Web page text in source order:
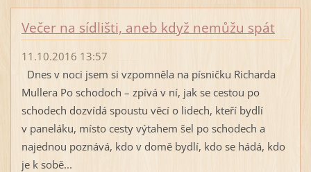
Večer na sídlišti, aneb když nemůžu spát
11.10.2016 13:57
Dnes v noci jsem si vzpomněla na písničku Richarda
Mullera Po schodoch – zpívá v ní, jak se cestou po
schodech dozvídá spoustu věcí o lidech, kteří bydlí
v paneláku, místo cesty výtahem šel po schodech a
najednou poznává, kdo v domě bydlí, kdo se hádá, kdo
je k sobě...